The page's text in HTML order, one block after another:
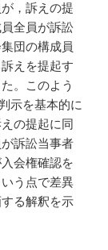
，訴えの提
全員が訴訟
団の構成員
えを提起す
。このよう
示を基本的に
の提起に同
訴訟当事者
会権確認を
う点で差異
る解釈を示